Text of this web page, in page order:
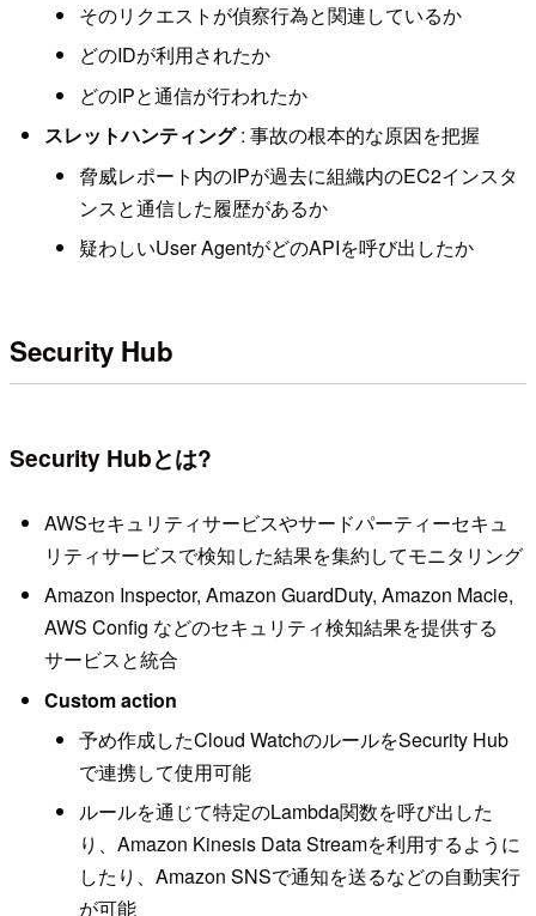
そのリクエストが偵察行為と関連しているか
どのIDが利用されたか
どのIPと通信が行われたか
スレットハンティング: 事故の根本的な原因を把握
脅威レポート内のIPが過去に組織内のEC2インスタ
ンスと通信した履歴があるか
疑わしいUser AgentがどのAPIを呼び出したか
Security Hub
Security Hubとは?
AWSセキュリティサービスやサードパーティーセキュ
リティサービスで検知した結果を集約してモニタリング
Amazon Inspector, Amazon GuardDuty, Amazon Macie,
AWS Config などのセキュリティ検知結果を提供する
サービスと統合
Custom action
予め作成したCloud WatchのルールをSecurity Hub
で連携して使用可能
ルールを通じて特定のLambda関数を呼び出した
り、Amazon Kinesis Data Streamを利用するように
したり、Amazon SNSで通知を送るなどの自動実行
が可能